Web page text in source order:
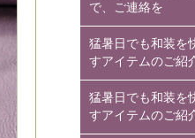
で、ご連絡を
猛暑日でも和装を
すアイテムのご紹
猛暑日でも和装を
すアイテムのご紹